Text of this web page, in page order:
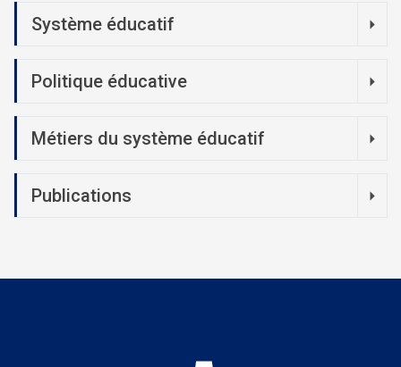
Système éducatif
Politique éducative
Métiers du système éducatif
Publications